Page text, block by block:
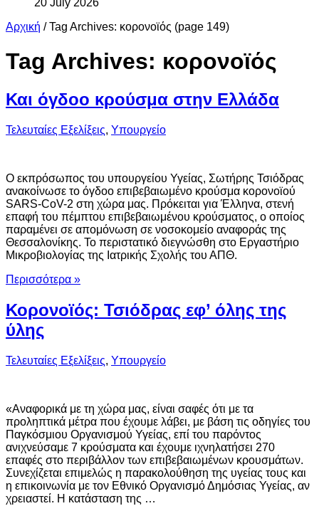
Αρχική / Tag Archives: κορονοϊός (page 149)
Tag Archives: κορονοϊός
Και όγδοο κρούσμα στην Ελλάδα
Τελευταίες Εξελίξεις, Υπουργείο
Ο εκπρόσωπος του υπουργείου Υγείας, Σωτήρης Τσιόδρας
ανακοίνωσε το όγδοο επιβεβαιωμένο κρούσμα κορονοϊού
SARS-CoV-2 στη χώρα μας. Πρόκειται για Έλληνα, στενή
επαφή του πέμπτου επιβεβαιωμένου κρούσματος, ο οποίος
παραμένει σε απομόνωση σε νοσοκομείο αναφοράς της
Θεσσαλονίκης. Το περιστατικό διεγνώσθη στο Εργαστήριο
Μικροβιολογίας της Ιατρικής Σχολής του ΑΠΘ.
Περισσότερα »
Κορονοϊός: Τσιόδρας εφ’ όλης της
ύλης
Τελευταίες Εξελίξεις, Υπουργείο
«Αναφορικά με τη χώρα μας, είναι σαφές ότι με τα
προληπτικά μέτρα που έχουμε λάβει, με βάση τις οδηγίες του
Παγκόσμιου Οργανισμού Υγείας, επί του παρόντος
ανιχνεύσαμε 7 κρούσματα και έχουμε ιχνηλατήσει 270
επαφές στο περιβάλλον των επιβεβαιωμένων κρουσμάτων.
Συνεχίζεται επιμελώς η παρακολούθηση της υγείας τους και
η επικοινωνία με τον Εθνικό Οργανισμό Δημόσιας Υγείας, αν
χρειαστεί. Η κατάσταση της …